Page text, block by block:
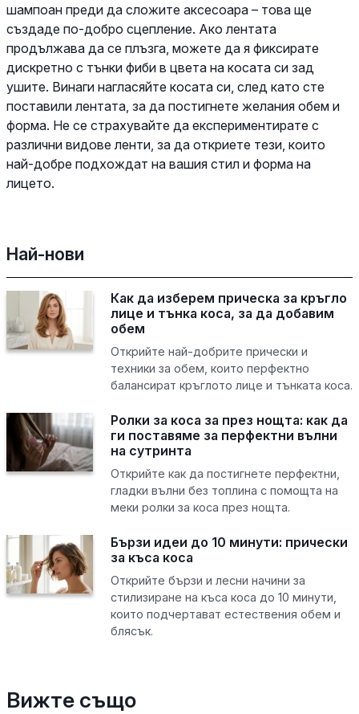
шампоан преди да сложите аксесоара – това ще
създаде по-добро сцепление. Ако лентата
продължава да се плъзга, можете да я фиксирате
дискретно с тънки фиби в цвета на косата си зад
ушите. Винаги нагласяйте косата си, след като сте
поставили лентата, за да постигнете желания обем и
форма. Не се страхувайте да експериментирате с
различни видове ленти, за да откриете тези, които
най-добре подхождат на вашия стил и форма на
лицето.
Най-нови
Как да изберем прическа за кръгло
лице и тънка коса, за да добавим
обем
Открийте най-добрите прически и
техники за обем, които перфектно
балансират кръглото лице и тънката коса.
Ролки за коса за през нощта: как да
ги поставяме за перфектни вълни
на сутринта
Открийте как да постигнете перфектни,
гладки вълни без топлина с помощта на
меки ролки за коса през нощта.
Бързи идеи до 10 минути: прически
за къса коса
Открийте бързи и лесни начини за
стилизиране на къса коса до 10 минути,
които подчертават естествения обем и
блясък.
Вижте също